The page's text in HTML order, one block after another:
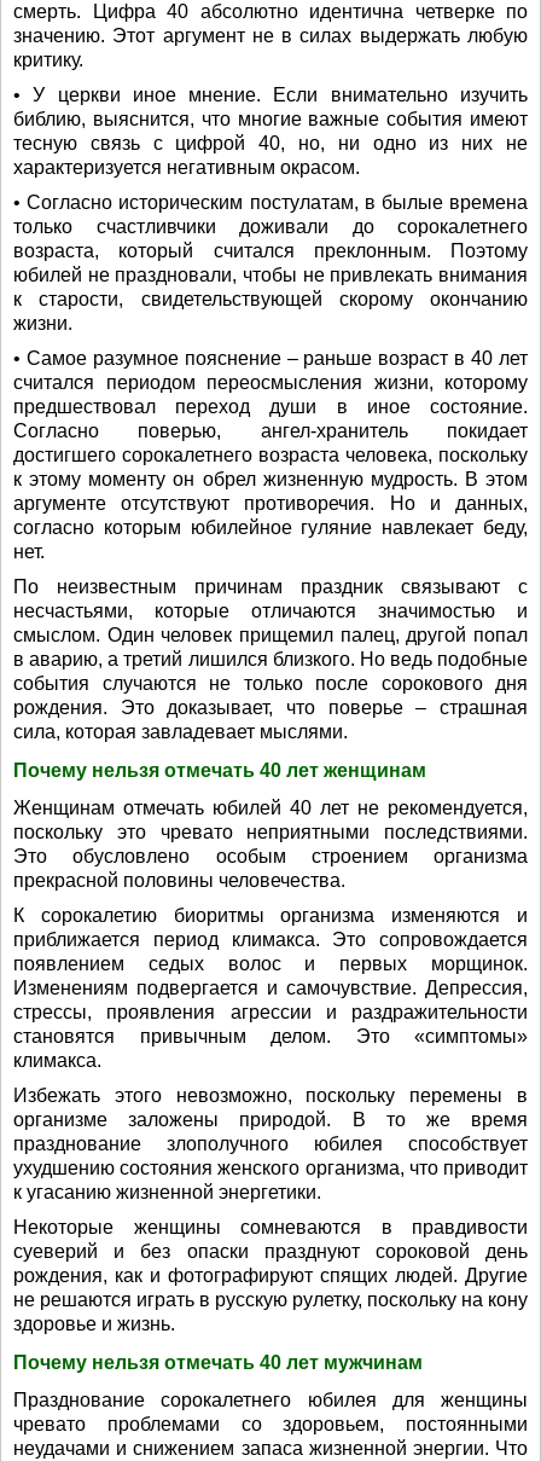
смерть. Цифра 40 абсолютно идентична четверке по
значению. Этот аргумент не в силах выдержать любую
критику.
• У церкви иное мнение. Если внимательно изучить
библию, выяснится, что многие важные события имеют
тесную связь с цифрой 40, но, ни одно из них не
характеризуется негативным окрасом.
• Согласно историческим постулатам, в былые времена
только счастливчики доживали до сорокалетнего
возраста, который считался преклонным. Поэтому
юбилей не праздновали, чтобы не привлекать внимания
к старости, свидетельствующей скорому окончанию
жизни.
• Самое разумное пояснение – раньше возраст в 40 лет
считался периодом переосмысления жизни, которому
предшествовал переход души в иное состояние.
Согласно поверью, ангел-хранитель покидает
достигшего сорокалетнего возраста человека, поскольку
к этому моменту он обрел жизненную мудрость. В этом
аргументе отсутствуют противоречия. Но и данных,
согласно которым юбилейное гуляние навлекает беду,
нет.
По неизвестным причинам праздник связывают с
несчастьями, которые отличаются значимостью и
смыслом. Один человек прищемил палец, другой попал
в аварию, а третий лишился близкого. Но ведь подобные
события случаются не только после сорокового дня
рождения. Это доказывает, что поверье – страшная
сила, которая завладевает мыслями.
Почему нельзя отмечать 40 лет женщинам
Женщинам отмечать юбилей 40 лет не рекомендуется,
поскольку это чревато неприятными последствиями.
Это обусловлено особым строением организма
прекрасной половины человечества.
К сорокалетию биоритмы организма изменяются и
приближается период климакса. Это сопровождается
появлением седых волос и первых морщинок.
Изменениям подвергается и самочувствие. Депрессия,
стрессы, проявления агрессии и раздражительности
становятся привычным делом. Это «симптомы»
климакса.
Избежать этого невозможно, поскольку перемены в
организме заложены природой. В то же время
празднование злополучного юбилея способствует
ухудшению состояния женского организма, что приводит
к угасанию жизненной энергетики.
Некоторые женщины сомневаются в правдивости
суеверий и без опаски празднуют сороковой день
рождения, как и фотографируют спящих людей. Другие
не решаются играть в русскую рулетку, поскольку на кону
здоровье и жизнь.
Почему нельзя отмечать 40 лет мужчинам
Празднование сорокалетнего юбилея для женщины
чревато проблемами со здоровьем, постоянными
неудачами и снижением запаса жизненной энергии. Что